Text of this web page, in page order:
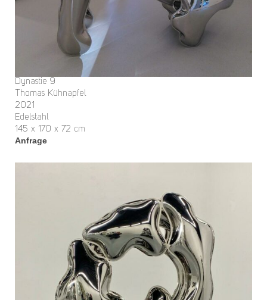
Dynastie 9
Thomas Kühnapfel
2021
Edelstahl
145 x 170 x 72 cm
Anfrage